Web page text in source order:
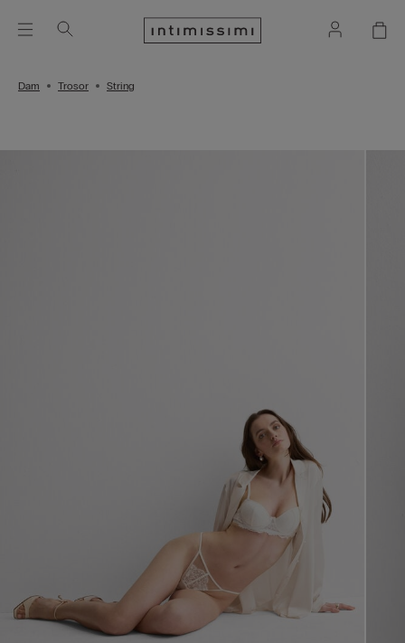
Dam Trosor String